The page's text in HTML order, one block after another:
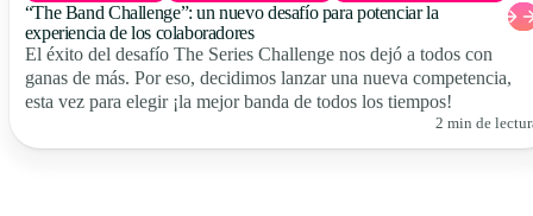
“The Band Challenge”: un nuevo desafío para potenciar la
experiencia de los colaboradores
El éxito del desafío The Series Challenge nos dejó a todos con
ganas de más. Por eso, decidimos lanzar una nueva competencia,
esta vez para elegir ¡la mejor banda de todos los tiempos!
2 min de